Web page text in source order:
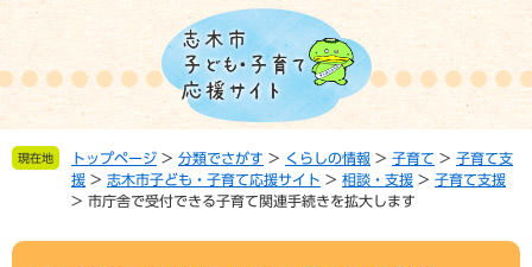
の
で
ー
ば 現在地 トップページ > 分類でさがす > くらしの情報 > 子育て > 子育て支
援 > 志木市子ども・子育て応援サイト > 相談・支援 > 子育て支援
> 市庁舎で受付できる子育て関連手続きを拡大します
本